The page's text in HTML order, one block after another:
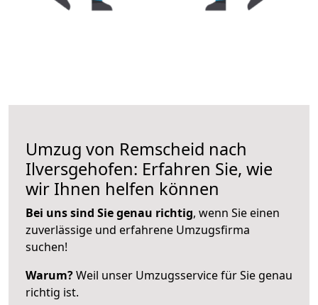
Umzug von Remscheid nach
Ilversgehofen: Erfahren Sie, wie
wir Ihnen helfen können
Bei uns sind Sie genau richtig, wenn Sie einen
zuverlässige und erfahrene Umzugsfirma
suchen!
Warum?Weil unser Umzugsservice für Sie genau
richtig ist.